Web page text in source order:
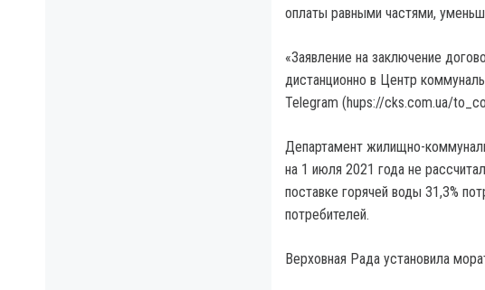
оплаты равными частями,
«Заявление на заключение
дистанционно в Центр
Telegram (hups://cks.com.ua/
Департамент жилищно-
на 1 июля 2021 года не
поставке горячей воды 31,3%
потребителей.
Верховная Рада установила